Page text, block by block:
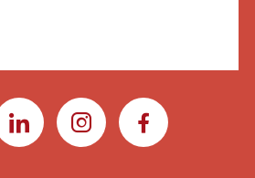
LINKEDININSTAGRAMFACEBOOK